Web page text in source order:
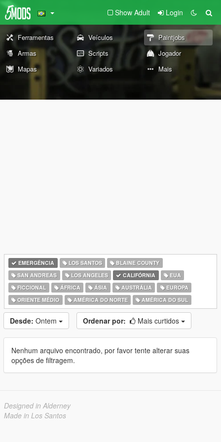
Show Adult Login
Ferramentas Veículos
Paintjobs
Armas
Scripts
Jogador
Mapas
Variados Mais
EMERGÊNCIA LOS SANTOS
BLAINE COUNTY
SAN ANDREAS
LOS ANGELES CALIFÓRNIA
EUA
FICCIONAL
ÁFRICA ÁSIA AUSTRÁLIA
EUROPA
ORIENTE MÉDIO
AMÉRICA DO NORTE AMÉRICA DO SUL
Desde: Ontem Ordenar por: Mais curtidos
Nenhum arquivo encontrado, por favor tente alterar suas
opções de filtragem.
Designed in Alderney
Made in Los Santos